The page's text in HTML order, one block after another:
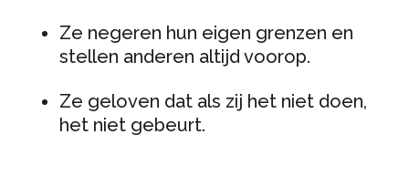
Ze negeren hun eigen grenzen en
stellen anderen altijd voorop.
Ze geloven dat als zij het niet doen,
het niet gebeurt.